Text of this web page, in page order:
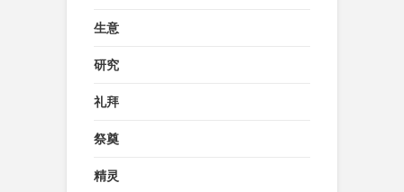
生意
研究
礼拜
祭奠
精灵